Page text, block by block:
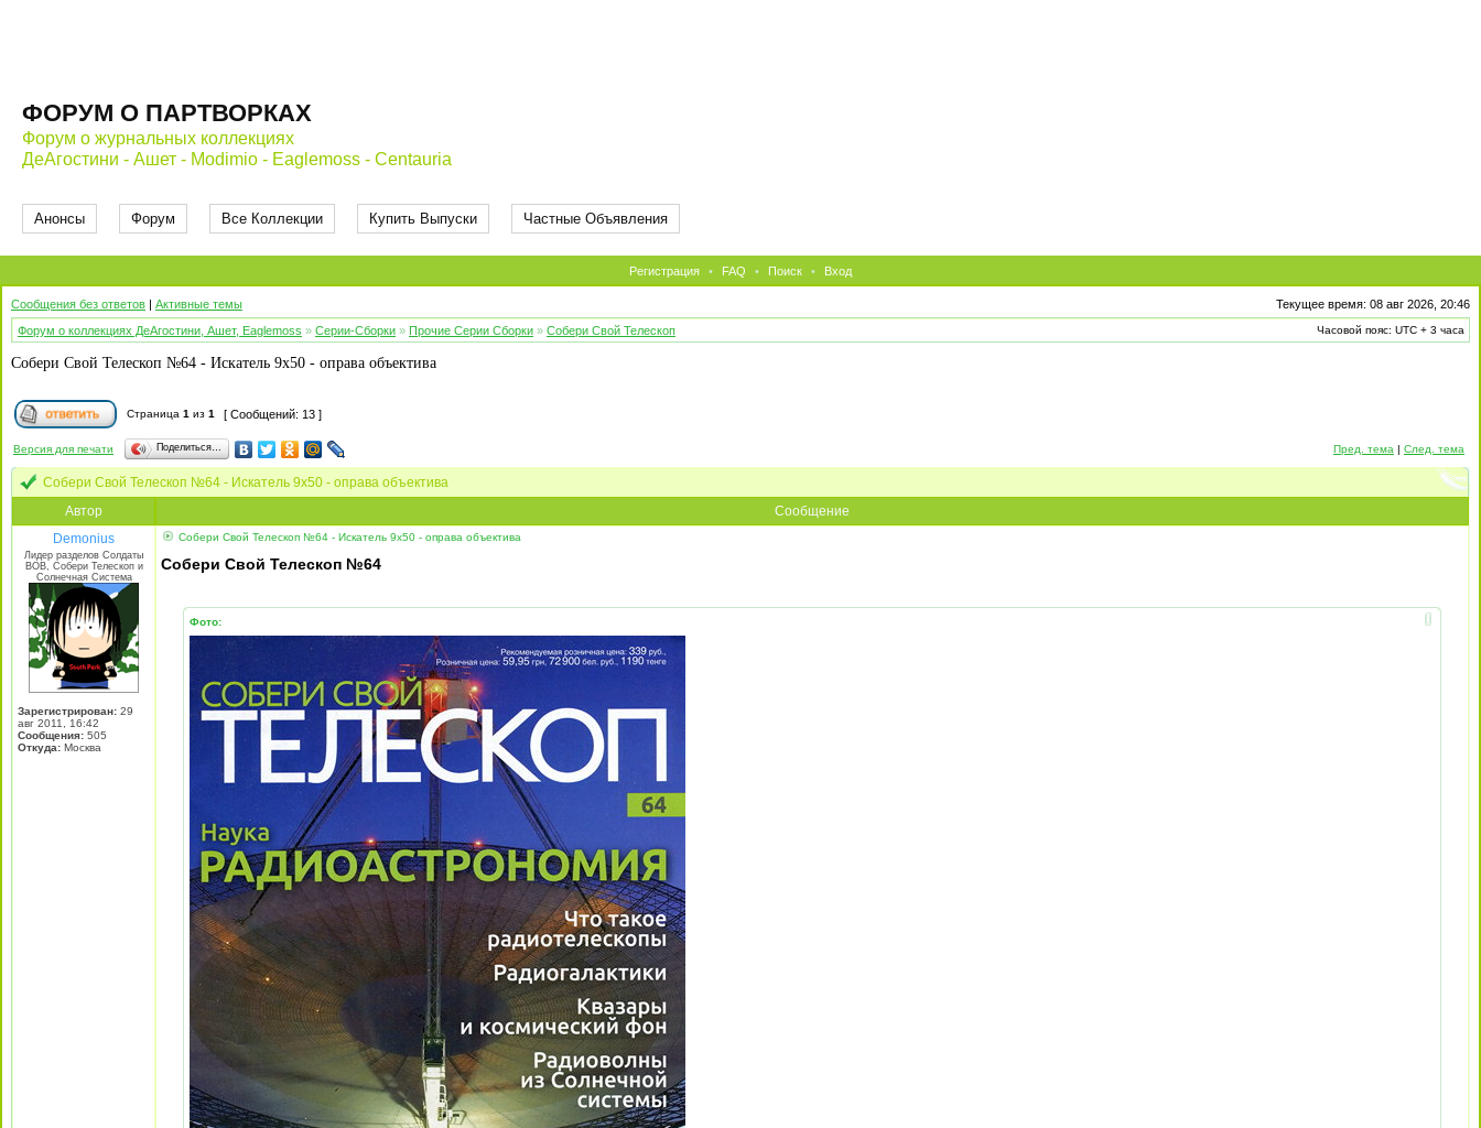
ФОРУМ О ПАРТВОРКАХ
Форум о журнальных коллекциях
ДеАгостини - Ашет - Modimio - Eaglemoss - Centauria
Анонсы Форум Все Коллекции Купить Выпуски Частные Объявления
Регистрация • FAQ • Поиск • Вход
Сообщения без ответов | Активные темы
Текущее время: 08 авг 2026, 20:46
Форум о коллекциях ДеАгостини, Ашет, Eaglemoss » Серии-Сборки » Прочие Серии Сборки » Собери Свой Телескоп Часовой пояс: UTC + 3 часа
Собери Свой Телескоп №64 - Искатель 9x50 - оправа объектива
Страница 1 из 1 [ Сообщений: 13 ]
Версия для печати Поделиться… Пред. тема | След. тема
Собери Свой Телескоп №64 - Искатель 9x50 - оправа объектива
Автор
Сообщение
Demonius
Лидер разделов Солдаты
ВОВ, Собери Телескоп и
Солнечная Система
Зарегистрирован: 29
авг 2011, 16:42
Сообщения: 505
Откуда: Москва
Собери Свой Телескоп №64 - Искатель 9x50 - оправа объектива
Собери Свой Телескоп №64
Фото: